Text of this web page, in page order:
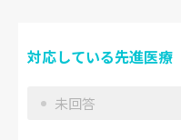
対応している先進医療
未回答